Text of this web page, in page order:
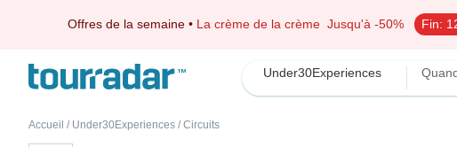
Offres de la semaine • La crème de la crème Jusqu'à -50% Fin:
Under30Experiences
Accueil / Under30Experiences / Circuits